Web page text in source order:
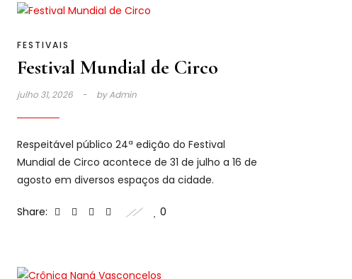
FESTIVAIS
Festival Mundial de Circo
julho 31, 2026 byAdmin
Respeitável público 24ª edição do Festival
Mundial de Circo acontece de 31 de julho a 16 de
agosto em diversos espaços da cidade.
Share: 0